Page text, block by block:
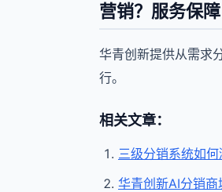
营销？服务保障
华青创新提供从需求
行。
相关文章：
三级分销系统如
华青创新AI分销